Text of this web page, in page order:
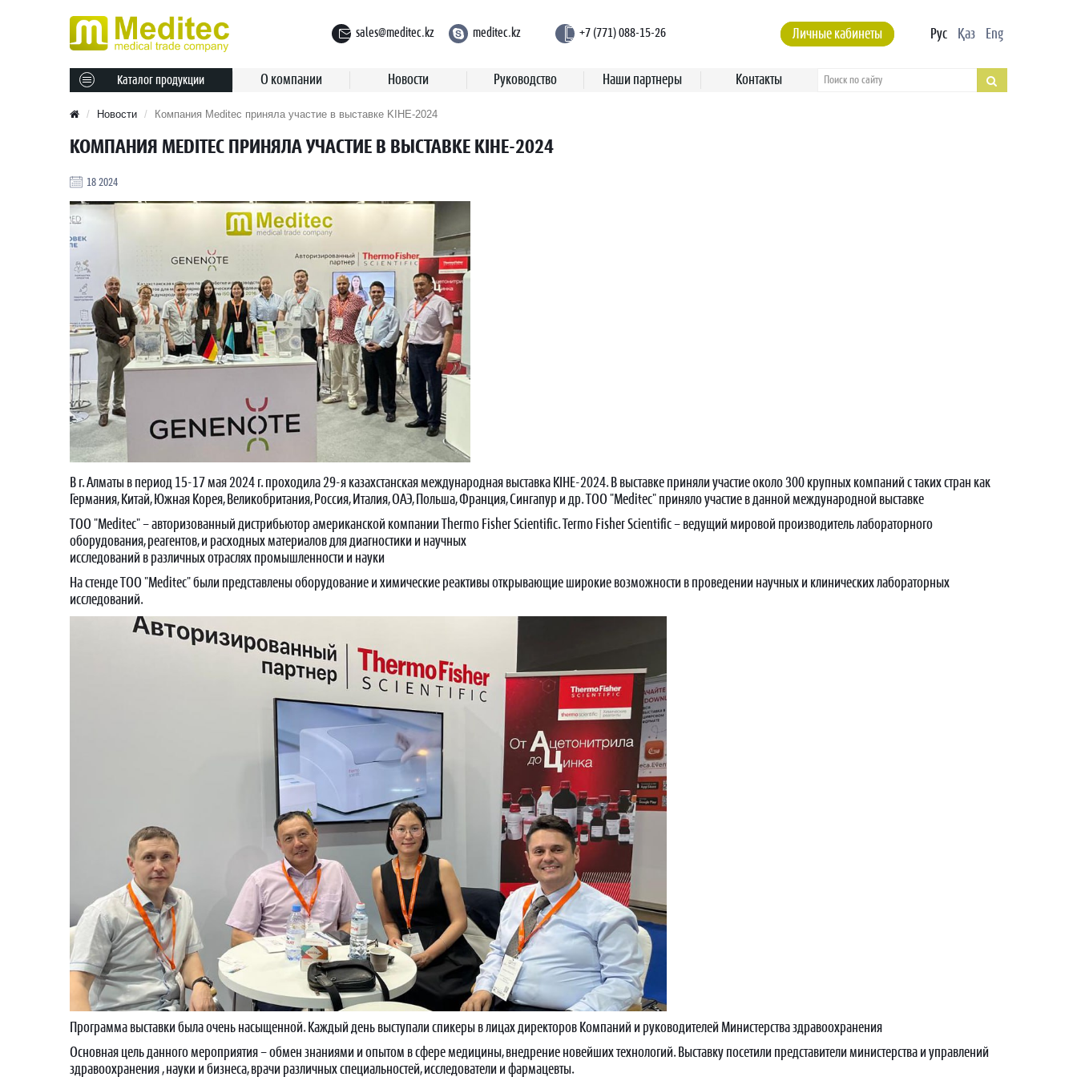
sales@meditec.kz meditec.kz +7 (771) 088-15-26 Личные кабинеты Рус Қаз Eng
Каталог продукции О компании Новости Руководство Наши партнеры Контакты
Новости Компания Meditec приняла участие в выставке KIHE-2024
КОМПАНИЯ MEDITEC ПРИНЯЛА УЧАСТИЕ В ВЫСТАВКЕ KIHE-2024
18 2024
В г. Алматы в период 15-17 мая 2024 г. проходила 29-я казахстанская международная выставка KIHE-2024. В выставке приняли участие около 300 крупных компаний с таких стран как
Германия, Китай, Южная Корея, Великобритания, Россия, Италия, ОАЭ, Польша, Франция, Сингапур и др. ТОО "Meditec" приняло участие в данной международной выставке
ТОО "Meditec" – авторизованный дистрибьютор американской компании Thermo Fisher Scientific. Termo Fisher Scientific – ведущий мировой производитель лабораторного
оборудования, реагентов, и расходных материалов для диагностики и научных
исследований в различных отраслях промышленности и науки
На стенде ТОО "Meditec" были представлены оборудование и химические реактивы открывающие широкие возможности в проведении научных и клинических лабораторных
исследований.
Программа выставки была очень насыщенной. Каждый день выступали спикеры в лицах директоров Компаний и руководителей Министерства здравоохранения
Основная цель данного мероприятия – обмен знаниями и опытом в сфере медицины, внедрение новейших технологий. Выставку посетили представители министерства и управлений
здравоохранения , науки и бизнеса, врачи различных специальностей, исследователи и фармацевты.